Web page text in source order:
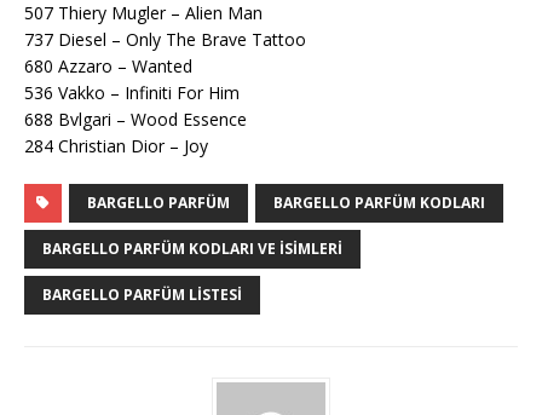
507 Thiery Mugler – Alien Man
737 Diesel – Only The Brave Tattoo
680 Azzaro – Wanted
536 Vakko – Infiniti For Him
688 Bvlgari – Wood Essence
284 Christian Dior – Joy
BARGELLO PARFÜM BARGELLO PARFÜM KODLARI
BARGELLO PARFÜM KODLARI VE ISIMLERI
BARGELLO PARFÜM LISTESI